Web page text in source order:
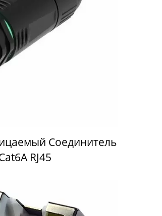
Соединитель
RJ45